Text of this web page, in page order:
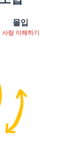
몰입
사람 이해하기